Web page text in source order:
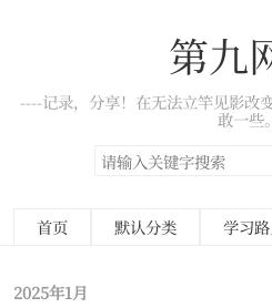
第九
----记录，分享！在无法立竿见影改
敢一些。
首页 默认分类 学习
2025年1月